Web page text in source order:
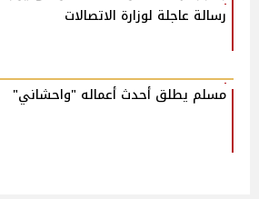
رسالة عاجلة لوزارة الاتصالات
مسلم يطلق أحدث أعماله "واحشاني"